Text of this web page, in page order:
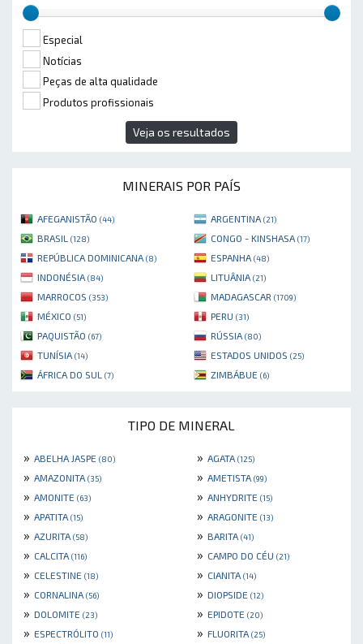
Especial
Notícias
Peças de alta qualidade
Produtos profissionais
Veja os resultados
MINERAIS POR PAÍS
AFEGANISTÃO (44) ARGENTINA (21)
BRASIL (128) CONGO - KINSHASA (17)
REPÚBLICA DOMINICANA (8) ESPANHA (48)
INDONÉSIA (84) LITUÂNIA (21)
MARROCOS (353) MADAGASCAR (1709)
MÉXICO (51) PERU (31)
PAQUISTÃO (67) RÚSSIA (80)
TUNÍSIA (14) ESTADOS UNIDOS (25)
ÁFRICA DO SUL (7) ZIMBÁBUE (6)
TIPO DE MINERAL
» ABELHA JASPE (80) » AGATA (125)
» AMAZONITA (35) » AMETISTA (99)
» AMONITE (63) » ANHYDRITE (15)
» APATITA (15) » ARAGONITE (13)
» AZURITA (58) » BARITA (41)
» CALCITA (116) » CAMPO DO CÉU (21)
» CELESTINE (18) » CIANITA (14)
» CORNALINA (56) » DIOPSIDE (12)
» DOLOMITE (23) » EPIDOTE (20)
» ESPECTRÓLITO (11) » FLUORITA (25)